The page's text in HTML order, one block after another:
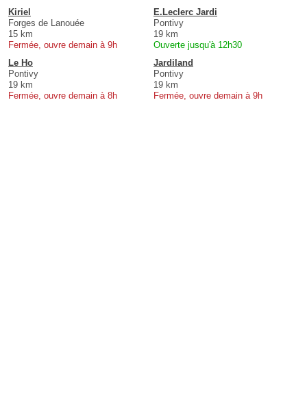
Kiriel
Forges de Lanouée
15 km
Fermée, ouvre demain à 9h
E.Leclerc Jardi
Pontivy
19 km
Ouverte jusqu'à 12h30
Le Ho
Pontivy
19 km
Fermée, ouvre demain à 8h
Jardiland
Pontivy
19 km
Fermée, ouvre demain à 9h